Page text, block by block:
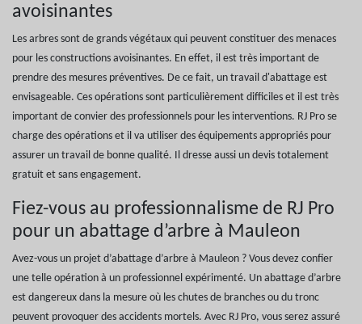
avoisinantes
Les arbres sont de grands végétaux qui peuvent constituer des menaces
pour les constructions avoisinantes. En effet, il est très important de
prendre des mesures préventives. De ce fait, un travail d'abattage est
envisageable. Ces opérations sont particulièrement difficiles et il est très
important de convier des professionnels pour les interventions. RJ Pro se
charge des opérations et il va utiliser des équipements appropriés pour
assurer un travail de bonne qualité. Il dresse aussi un devis totalement
gratuit et sans engagement.
Fiez-vous au professionnalisme de RJ Pro
pour un abattage d’arbre à Mauleon
Avez-vous un projet d’abattage d’arbre à Mauleon ? Vous devez confier
une telle opération à un professionnel expérimenté. Un abattage d’arbre
est dangereux dans la mesure où les chutes de branches ou du tronc
peuvent provoquer des accidents mortels. Avec RJ Pro, vous serez assuré